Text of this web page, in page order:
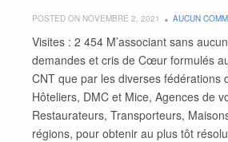
POSTED ON NOVEMBRE 2, 2021 AUCUN
Visites : 2 454 M’associant sans
demandes et cris de Cœur formulés
CNT que par les diverses fédérations
Hôteliers, DMC et Mice, Agences de
Restaurateurs, Transporteurs,
régions, pour obtenir au plus tôt